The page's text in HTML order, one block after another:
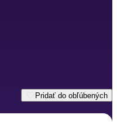
Pridať do obľúbených